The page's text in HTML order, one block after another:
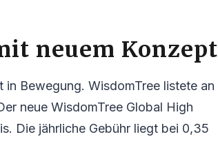
neuem Konzept
Bewegung. WisdomTree listete an
neue WisdomTree Global High
Die jährliche Gebühr liegt bei 0,35